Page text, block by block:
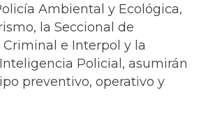
Ambiental y Ecológica,
la Seccional de
e Interpol y la
Policial, asumirán
preventivo, operativo y